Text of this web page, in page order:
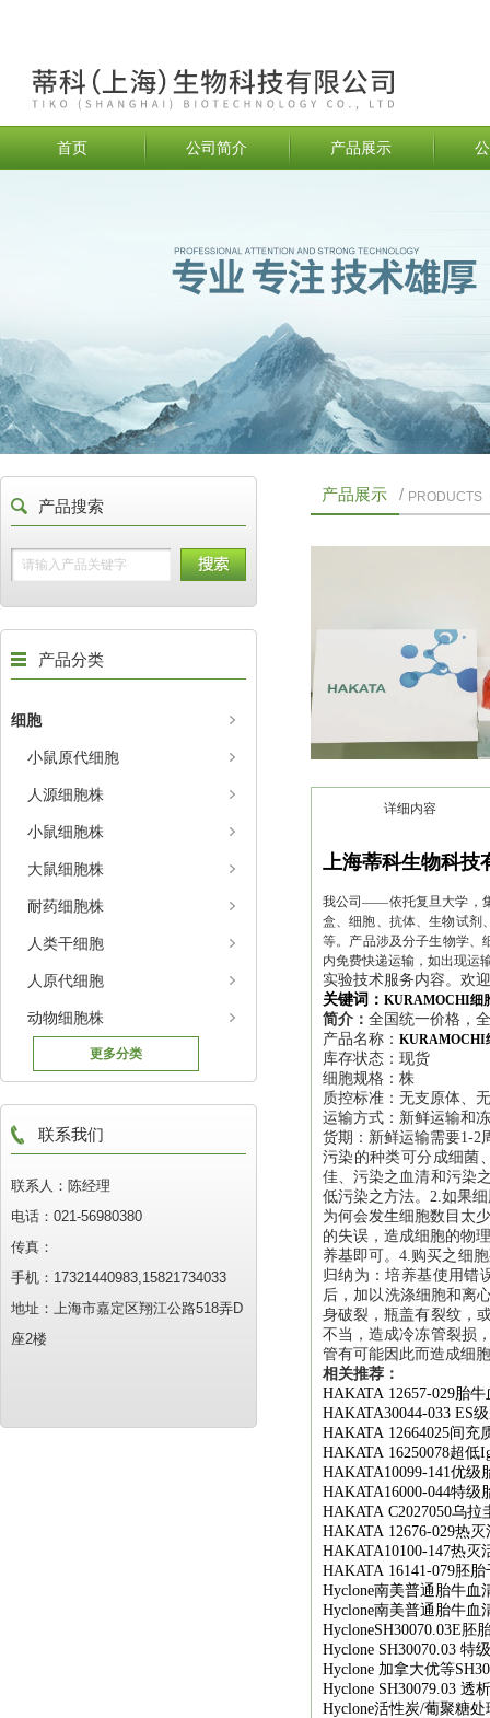
首页 公司简介 产品展示
产品搜索
产品分类
细胞
小鼠原代细胞
人源细胞株
小鼠细胞株
大鼠细胞株
耐药细胞株
人类干细胞
人原代细胞
动物细胞株
更多分类
联系我们
联系人：陈经理
电话：021-56980380
传真：
手机：17321440983,15821734033
地址：上海市嘉定区翔江公路518弄D
座2楼
产品展示 / PRODUCTS
详细内容
上海蒂科生物科技
我公司——依托复旦大学，
盒、细胞、抗体、生物试剂
等。产品涉及分子生物学、
内免费快递运输，如出现运
实验技术服务内容。欢
关键词： KURAMOCHI细
简介： 全国统一价格，
产品名称： KURAMOCHI
库存状态：现货
细胞规格：株
质控标准：无支原体、
运输方式：新鲜运输和
货期：新鲜运输需要1-2
污染的种类可分成细菌
佳、污染之血清和污染
低污染之方法。2.如果
为何会发生细胞数目太
的失误，造成细胞的物
养基即可。4.购买之细
归纳为：培养基使用错
后，加以洗涤细胞和离
身破裂，瓶盖有裂纹，
不当，造成冷冻管裂损
管有可能因此而造成细
相关推荐：
HAKATA 12657-029胎牛
HAKATA30044-033 ES
HAKATA 12664025间充
HAKATA 16250078超低
HAKATA10099-141优级
HAKATA16000-044特级
HAKATA C2027050乌拉
HAKATA 12676-029热灭
HAKATA10100-147热灭
HAKATA 16141-079胚胎
Hyclone南美普通胎牛血
Hyclone南美普通胎牛血
HycloneSH30070.03E胚
Hyclone SH30070.03 特
Hyclone 加拿大优等
Hyclone SH30079.03 透
Hyclone活性炭/葡聚糖处